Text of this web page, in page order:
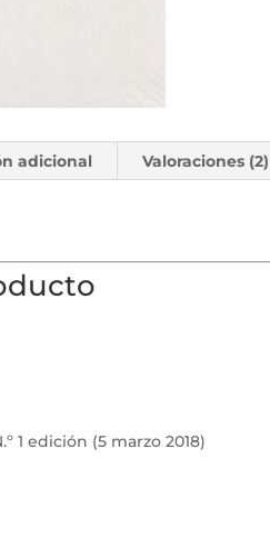
adicional Valoraciones (2)
1 edición (5 marzo 2018)